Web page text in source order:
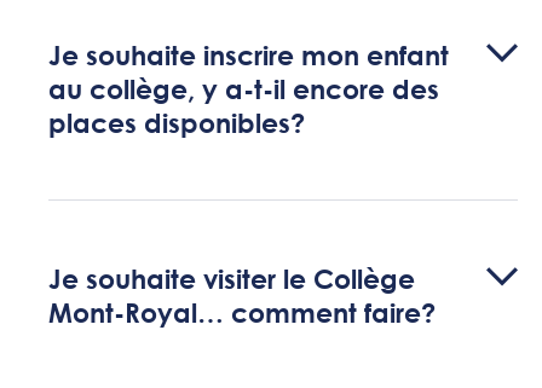
Je souhaite inscrire mon enfant
au collège, y a-t-il encore des
places disponibles?
Je souhaite visiter le Collège
Mont-Royal… comment faire?